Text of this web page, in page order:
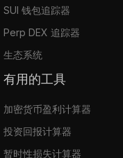
SUI 钱包追踪器
Perp DEX 追踪器
生态系统
有用的工具
加密货币盈利计算器
投资回报计算器
暂时性损失计算器